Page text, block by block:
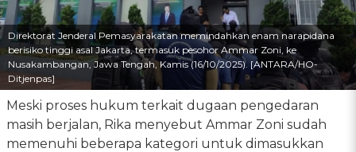
Direktorat Jenderal Pemasyarakatan memindahkan enam narapidana
berisiko tinggi asal Jakarta, termasuk pesohor Ammar Zoni, ke
Nusakambangan, Jawa Tengah, Kamis (16/10/2025). [ANTARA/HO-
Ditjenpas]
Meski proses hukum terkait dugaan pengedaran
masih berjalan, Rika menyebut Ammar Zoni sudah
memenuhi beberapa kategori untuk dimasukkan